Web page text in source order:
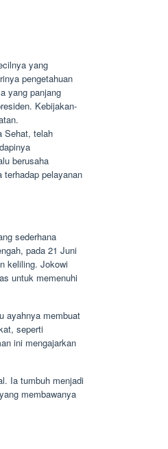
yang
pengetahuan
yang panjang
Kebijakan-
Sehat, telah
berusaha
pelayanan
sederhana
pada 21 Juni
keliling. Jokowi
untuk memenuhi
ayahnya membuat
seperti
ini mengajarkan
Ia tumbuh menjadi
membawanya